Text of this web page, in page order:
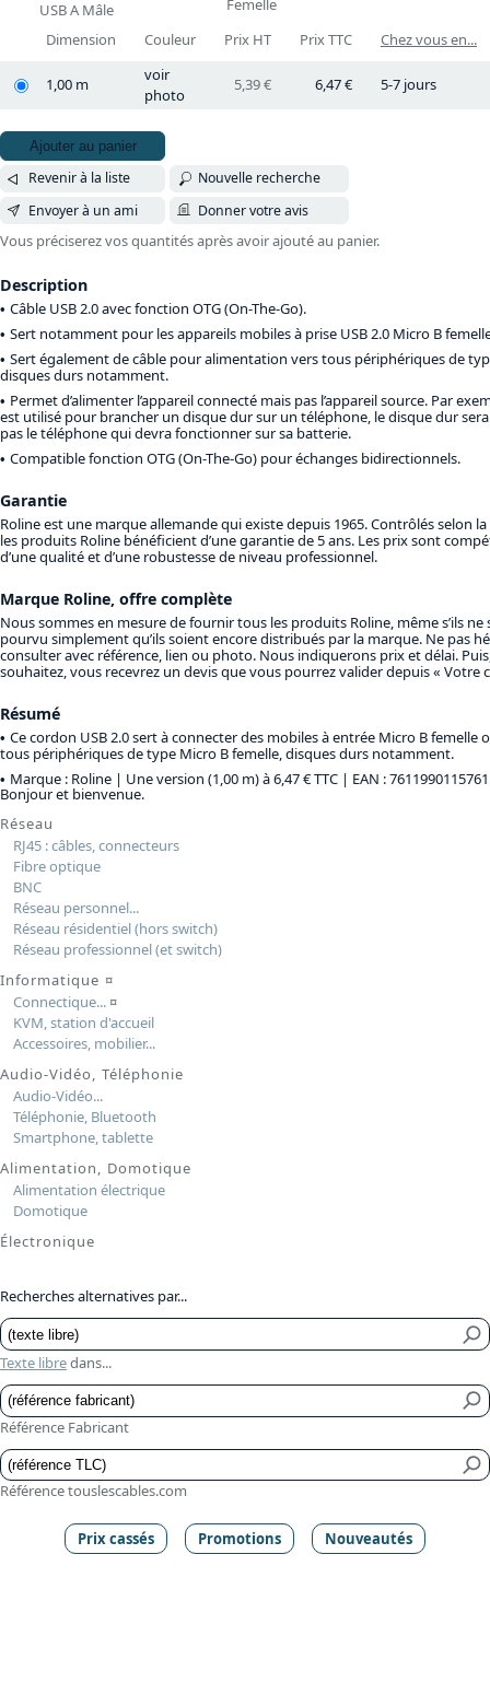
USB A Mâle
Femelle
Dimension
Couleur Prix HT Prix TTC Chez vous en...
1,00 m
voir
photo
5,39 € 6,47 € 5-7 jours
Ajouter au panier
Revenir à la liste
Nouvelle recherche
Envoyer à un ami
Donner votre avis
Vous préciserez vos quantités après avoir ajouté au panier.
Description
Câble USB 2.0 avec fonction OTG (On-The-Go).
Sert notamment pour les appareils mobiles à prise USB 2.0 Micro B
Sert également de câble pour alimentation vers tous périphériques de
disques durs notamment.
Permet d’alimenter l’appareil connecté mais pas l’appareil source. Par
est utilisé pour brancher un disque dur sur un téléphone, le disque dur
pas le téléphone qui devra fonctionner sur sa batterie.
Compatible fonction OTG (On-The-Go) pour échanges bidirectionnels.
Garantie
Roline est une marque allemande qui existe depuis 1965. Contrôlés selon la
les produits Roline bénéficient d’une garantie de 5 ans. Les prix sont
d’une qualité et d’une robustesse de niveau professionnel.
Marque Roline, offre complète
Nous sommes en mesure de fournir tous les produits Roline, même s’ils ne
pourvu simplement qu’ils soient encore distribués par la marque. Ne pas
consulter avec référence, lien ou photo. Nous indiquerons prix et délai.
souhaitez, vous recevrez un devis que vous pourrez valider depuis « Votre
Résumé
Ce cordon USB 2.0 sert à connecter des mobiles à entrée Micro B femelle
tous périphériques de type Micro B femelle, disques durs notamment.
Marque : Roline | Une version (1,00 m) à 6,47 € TTC | EAN :
Bonjour et bienvenue.
Réseau
RJ45 : câbles, connecteurs
Fibre optique
BNC
Réseau personnel...
Réseau résidentiel (hors switch)
Réseau professionnel (et switch)
Informatique ¤
Connectique...¤
KVM, station d'accueil
Accessoires, mobilier...
Audio-Vidéo, Téléphonie
Audio-Vidéo...
Téléphonie, Bluetooth
Smartphone, tablette
Alimentation, Domotique
Alimentation électrique
Domotique
Électronique
Recherches alternatives par...
Texte libredans...
Référence Fabricant
Référence touslescables.com
Prix cassés Promotions Nouveautés